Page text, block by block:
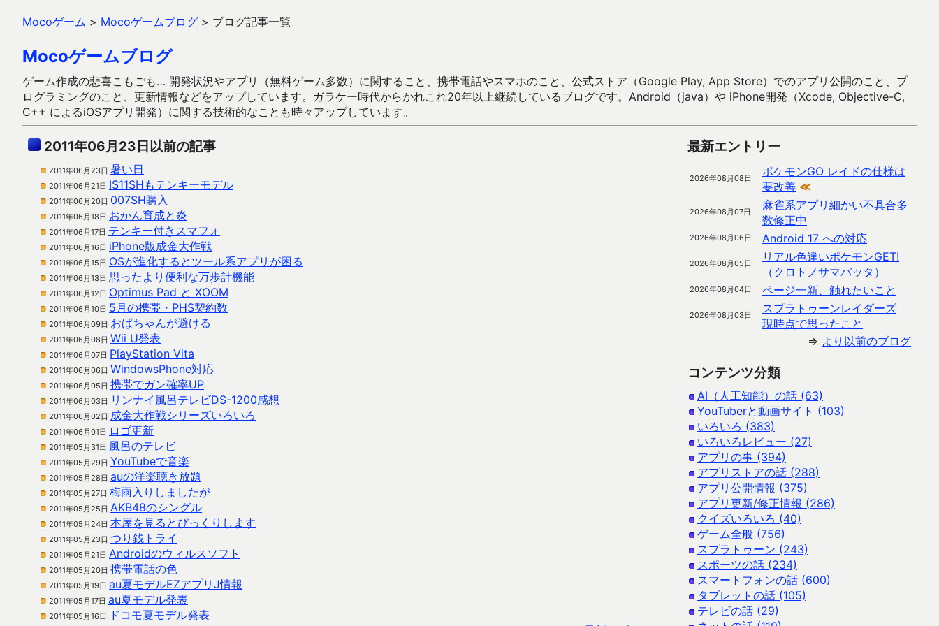
Mocoゲーム > Mocoゲームブログ > ブログ記事一覧
Mocoゲームブログ
ゲーム作成の悲喜こもごも… 開発状況やアプリ（無料ゲーム多数）に関すること、携帯電話やスマホのこと、公式ストア（Google Play, App Store）でのアプリ公開のこと、プ
ログラミングのこと、更新情報などをアップしています。ガラケー時代からかれこれ20年以上継続しているブログです。Android（java）や iPhone開発（Xcode, Objective-C,
C++ によるiOSアプリ開発）に関する技術的なことも時々アップしています。
2011年06月23日以前の記事
2011年06月23日 暑い日
2011年06月21日 IS11SHもテンキーモデル
2011年06月20日 007SH購入
2011年06月18日 おかん育成と炎
2011年06月17日 テンキー付きスマフォ
2011年06月16日 iPhone版成金大作戦
2011年06月15日 OSが進化するとツール系アプリが困る
2011年06月13日 思ったより便利な万歩計機能
2011年06月12日 Optimus Pad と XOOM
2011年06月10日 5月の携帯・PHS契約数
2011年06月09日 おばちゃんが避ける
2011年06月08日 Wii U発表
2011年06月07日 PlayStation Vita
2011年06月06日 WindowsPhone対応
2011年06月05日 携帯でガン確率UP
2011年06月03日 リンナイ風呂テレビDS-1200感想
2011年06月02日 成金大作戦シリーズいろいろ
2011年06月01日 ロゴ更新
2011年05月31日 風呂のテレビ
2011年05月29日 YouTubeで音楽
2011年05月28日 auの洋楽聴き放題
2011年05月27日 梅雨入りしましたが
2011年05月25日 AKB48のシングル
2011年05月24日 本屋を見るとびっくりします
2011年05月23日 つり銭トライ
2011年05月21日 Androidのウィルスソフト
2011年05月20日 携帯電話の色
2011年05月19日 au夏モデルEZアプリJ情報
2011年05月17日 au夏モデル発表
2011年05月16日
ドコモ夏モデル発表
最新エントリー
2026年08月08日
ポケモンGO レイドの仕様は
要改善 ≪
2026年08月07日
麻雀系アプリ細かい不具合多
数修正中
2026年08月06日 Android 17 への対応
2026年08月05日
リアル色違いポケモンGET!
（クロトノサマバッタ）
2026年08月04日 ページ一新、触れたいこと
2026年08月03日
スプラトゥーンレイダーズ
現時点で思ったこと
⇒ より以前のブログ
コンテンツ分類
AI（人工知能）の話 (63)
YouTuberと動画サイト (103)
いろいろ (383)
いろいろレビュー (27)
アプリの事 (394)
アプリストアの話 (288)
アプリ公開情報 (375)
アプリ更新/修正情報 (286)
クイズいろいろ (40)
ゲーム全般 (756)
スプラトゥーン (243)
スポーツの話 (234)
スマートフォンの話 (600)
タブレットの話 (105)
テレビの話 (29)